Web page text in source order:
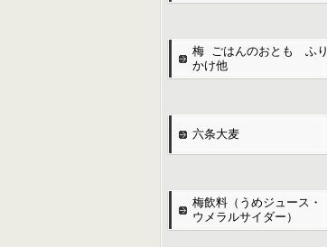
梅 ごはんのおとも ふり
かけ他
六条大麦
梅飲料（うめジュース・
ウメラルサイダー）